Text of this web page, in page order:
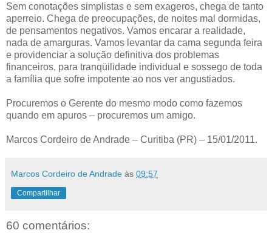
Sem conotações simplistas e sem exageros, chega de tanto
aperreio. Chega de preocupações, de noites mal dormidas,
de pensamentos negativos. Vamos encarar a realidade,
nada de amarguras. Vamos levantar da cama segunda feira
e providenciar a solução definitiva dos problemas
financeiros, para tranqüilidade individual e sossego de toda
a família que sofre impotente ao nos ver angustiados.
Procuremos o Gerente do mesmo modo como fazemos
quando em apuros – procuremos um amigo.
Marcos Cordeiro de Andrade – Curitiba (PR) – 15/01/2011.
Marcos Cordeiro de Andrade às 09:57
Compartilhar
60 comentários: